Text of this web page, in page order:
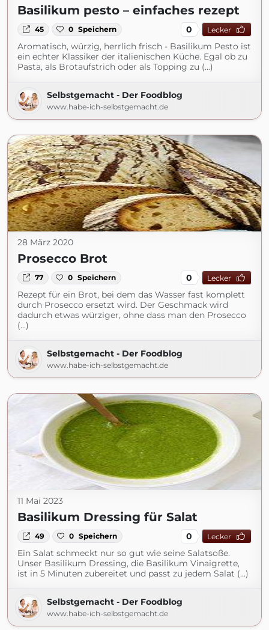
Basilikum pesto – einfaches rezept
45 0 Speichern 0 Lecker
Aromatisch, würzig, herrlich frisch - Basilikum Pesto ist
ein echter Klassiker der italienischen Küche. Egal ob zu
Pasta, als Brotaufstrich oder als Topping zu (...)
Selbstgemacht - Der Foodblog
www.habe-ich-selbstgemacht.de
28 März 2020
Prosecco Brot
77 0 Speichern 0 Lecker
Rezept für ein Brot, bei dem das Wasser fast komplett
durch Prosecco ersetzt wird. Der Geschmack wird
dadurch etwas würziger, ohne dass man den Prosecco
(...)
Selbstgemacht - Der Foodblog
www.habe-ich-selbstgemacht.de
11 Mai 2023
Basilikum Dressing für Salat
49 0 Speichern 0 Lecker
Ein Salat schmeckt nur so gut wie seine Salatsoße.
Unser Basilikum Dressing, die Basilikum Vinaigrette,
ist in 5 Minuten zubereitet und passt zu jedem Salat (...)
Selbstgemacht - Der Foodblog
www.habe-ich-selbstgemacht.de